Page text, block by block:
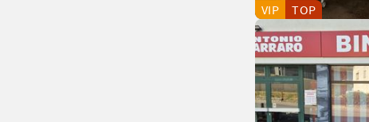
VIP TOP